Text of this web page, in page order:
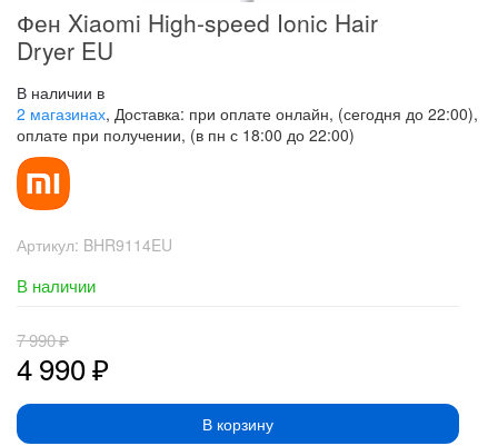
Фен Xiaomi High-speed Ionic Hair
Dryer EU
В наличии в
2 магазинах, Доставка: при оплате онлайн, (сегодня до 22:00),
оплате при получении, (в пн с 18:00 до 22:00)
Артикул: BHR9114EU
В наличии
4 990₽
7 990₽
В корзину